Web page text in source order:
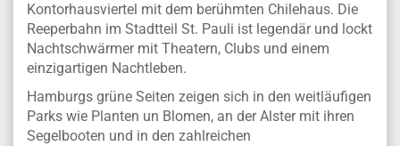
Kontorhausviertel mit dem berühmten Chilehaus. Die
Reeperbahn im Stadtteil St. Pauli ist legendär und lockt
Nachtschwärmer mit Theatern, Clubs und einem
einzigartigen Nachtleben.
Hamburgs grüne Seiten zeigen sich in den weitläufigen
Parks wie Planten un Blomen, an der Alster mit ihren
Segelbooten und in den zahlreichen